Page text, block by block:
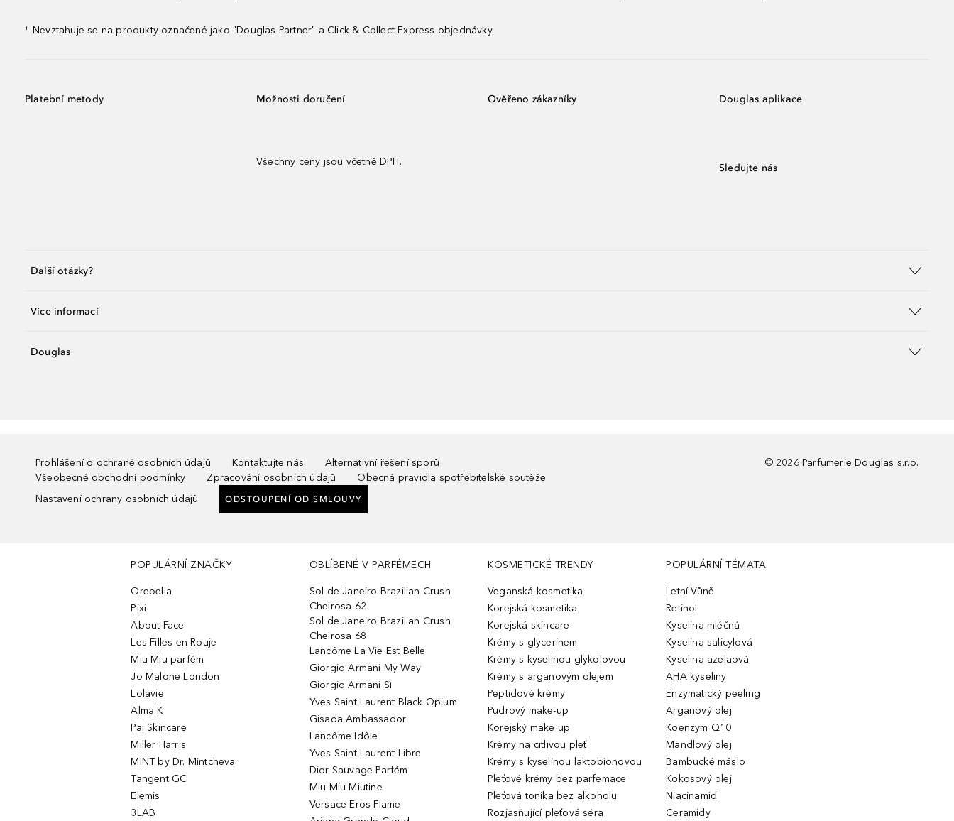
¹ Nevztahuje se na produkty označené jako "Douglas Partner" a Click & Collect Express objednávky.
Platební metody Možnosti doručení
Všechny ceny jsou včetně DPH.
Ověřeno zákazníky Douglas aplikace
Sledujte nás
Další otázky?
Více informací
Douglas
Prohlášení o ochraně osobních údajů Kontaktujte nás
Alternativní řešení sporů
Všeobecné obchodní podmínky
Zpracování osobních údajů
Obecná pravidla spotřebitelské soutěže
Nastavení ochrany osobních údajů
ODSTOUPENÍ OD SMLOUVY
© 2026 Parfumerie Douglas s.r.o.
POPULÁRNÍ ZNAČKY
Orebella
Pixi
About-Face
Les Filles en Rouje
Miu Miu parfém
Jo Malone London
Lolavie
Alma K
Pai Skincare
Miller Harris
MINT by Dr. Mintcheva
Tangent GC
Elemis
3LAB
OBLÍBENÉ V PARFÉMECH
Sol de Janeiro Brazilian Crush
Cheirosa 62
Sol de Janeiro Brazilian Crush
Cheirosa 68
Lancôme La Vie Est Belle
Giorgio Armani My Way
Giorgio Armani Sì
Yves Saint Laurent Black Opium
Gisada Ambassador
Lancôme Idôle
Yves Saint Laurent Libre
Dior Sauvage Parfém
Miu Miu Miutine
Versace Eros Flame
KOSMETICKÉ TRENDY
Veganská kosmetika
Korejská kosmetika
Korejská skincare
Krémy s glycerinem
Krémy s kyselinou glykolovou
Krémy s arganovým olejem
Peptidové krémy
Pudrový make-up
Korejský make up
Krémy na citlivou pleť
Krémy s kyselinou laktobionovou
Pleťové krémy bez parfemace
Pleťová tonika bez alkoholu
Rozjasňující pleťová séra
POPULÁRNÍ TÉMATA
Letní Vůně
Retinol
Kyselina mléčná
Kyselina salicylová
Kyselina azelaová
AHA kyseliny
Enzymatický peeling
Arganový olej
Koenzym Q10
Mandlový olej
Bambucké máslo
Kokosový olej
Niacinamid
Ceramidy